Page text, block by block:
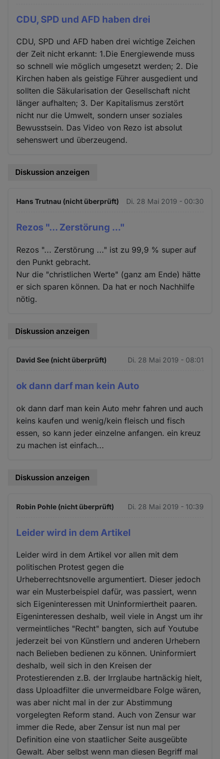
CDU, SPD und AFD haben drei
CDU, SPD und AFD haben drei wichtige Zeichen
der Zeit nicht erkannt: 1.Die Energiewende muss
so schnell wie möglich umgesetzt werden; 2. Die
Kirchen haben als geistige Führer ausgedient und
sollten die Säkularisation der Gesellschaft nicht
länger aufhalten; 3. Der Kapitalismus zerstört
nicht nur die Umwelt, sondern unser soziales
Bewusstsein. Das Video von Rezo ist absolut
sehenswert und überzeugend.
Diskussion anzeigen
Hans Trutnau (nicht überprüft) Di. 28 Mai 2019 - 00:30
Rezos "... Zerstörung ..."
Rezos "... Zerstörung ..." ist zu 99,9 % super auf
den Punkt gebracht.
Nur die "christlichen Werte" (ganz am Ende) hätte
er sich sparen können. Da hat er noch Nachhilfe
nötig.
Diskussion anzeigen
David See (nicht überprüft) Di. 28 Mai 2019 - 08:01
ok dann darf man kein Auto
ok dann darf man kein Auto mehr fahren und auch
keins kaufen und wenig/kein fleisch und fisch
essen, so kann jeder einzelne anfangen. ein kreuz
zu machen ist einfach...
Diskussion anzeigen
Robin Pohle (nicht überprüft) Di. 28 Mai 2019 - 10:39
Leider wird in dem Artikel
Leider wird in dem Artikel vor allen mit dem
politischen Protest gegen die
Urheberrechtsnovelle argumentiert. Dieser jedoch
war ein Musterbeispiel dafür, was passiert, wenn
sich Eigeninteressen mit Uninformiertheit paaren.
Eigeninteressen deshalb, weil viele in Angst um ihr
vermeintliches "Recht" bangten, sich auf Youtube
jederzeit bei von Künstlern und anderen Urhebern
nach Belieben bedienen zu können. Uninformiert
deshalb, weil sich in den Kreisen der
Protestierenden z.B. der Irrglaube hartnäckig hielt,
dass Uploadfilter die unvermeidbare Folge wären,
was aber nicht mal in der zur Abstimmung
vorgelegten Reform stand. Auch von Zensur war
immer die Rede, aber Zensur ist nun mal per
Definition eine von staatlicher Seite ausgeübte
Gewalt. Aber selbst wenn man diesen Begriff mal